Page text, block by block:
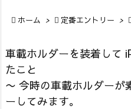
 ホーム >  定番エントリー >
車載ホルダーを装着して
たこと
〜 今時の車載ホルダーが
ーしてみます。